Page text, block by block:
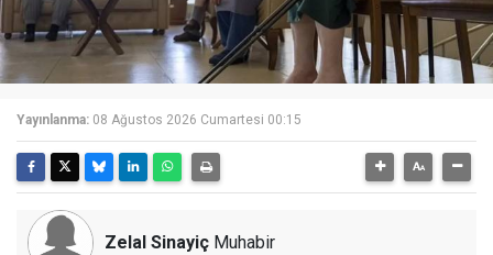
Yayınlanma: 08 Ağustos 2026 Cumartesi 00:15
Zelal Sinayiç Muhabir